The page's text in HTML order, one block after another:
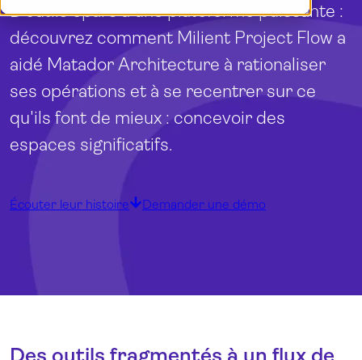
English (UK)
Nederlands
Démo
Connexion
D'outils épars à une plateforme puissante :
découvrez comment Milient Project Flow a
aidé Matador Architecture à rationaliser
ses opérations et à se recentrer sur ce
qu'ils font de mieux : concevoir des
espaces significatifs.
Écouter leur histoire Demander une démo